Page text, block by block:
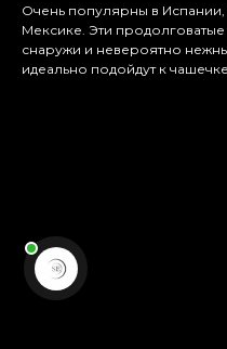
Очень популярны в
Мексике. Эти
снаружи и невероятно
идеально подойдут к